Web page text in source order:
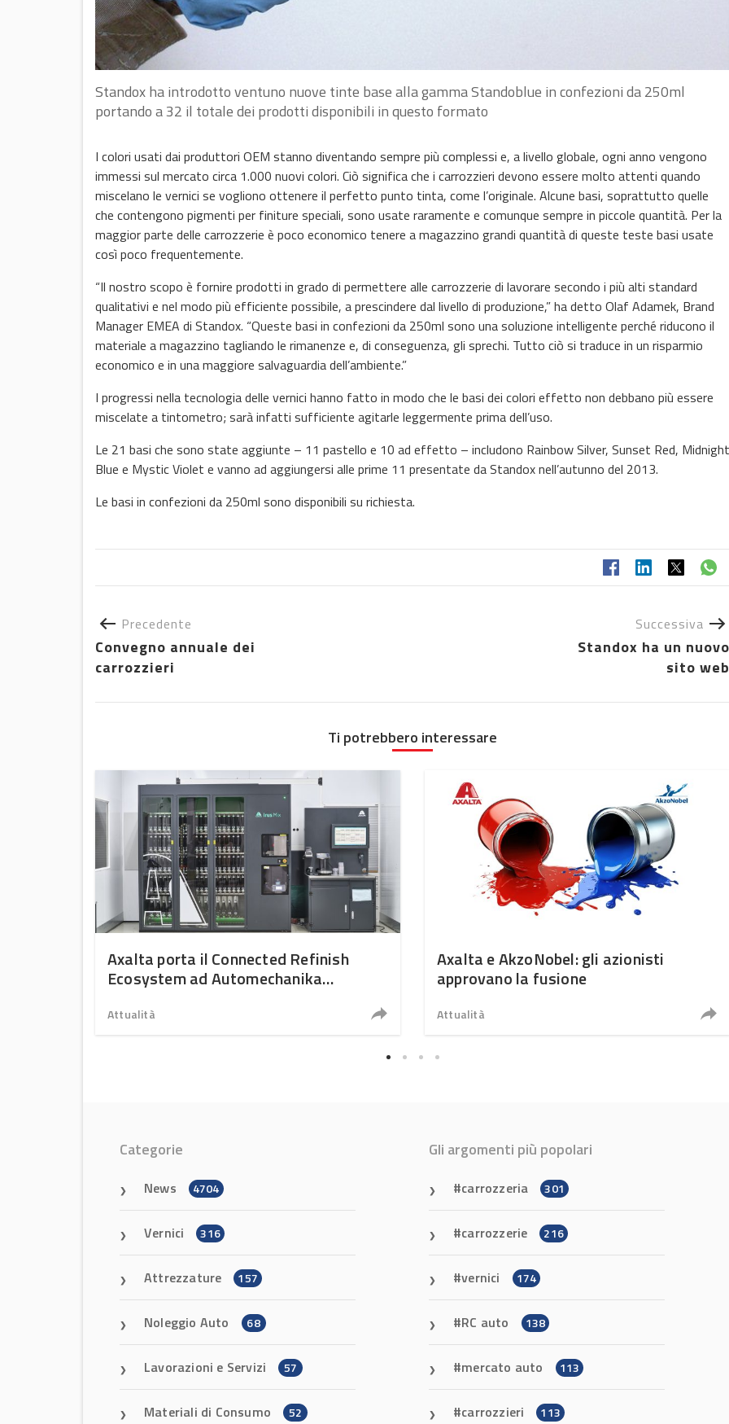
Standox ha introdotto ventuno nuove tinte base alla gamma Standoblue in confezioni da 250ml
portando a 32 il totale dei prodotti disponibili in questo formato
I colori usati dai produttori OEM stanno diventando sempre più complessi e, a livello globale, ogni anno vengono
immessi sul mercato circa 1.000 nuovi colori. Ciò significa che i carrozzieri devono essere molto attenti quando
miscelano le vernici se vogliono ottenere il perfetto punto tinta, come l’originale. Alcune basi, soprattutto quelle
che contengono pigmenti per finiture speciali, sono usate raramente e comunque sempre in piccole quantità. Per la
maggior parte delle carrozzerie è poco economico tenere a magazzino grandi quantità di queste teste basi usate
così poco frequentemente.
“Il nostro scopo è fornire prodotti in grado di permettere alle carrozzerie di lavorare secondo i più alti standard
qualitativi e nel modo più efficiente possibile, a prescindere dal livello di produzione,” ha detto Olaf Adamek, Brand
Manager EMEA di Standox. “Queste basi in confezioni da 250ml sono una soluzione intelligente perché riducono il
materiale a magazzino tagliando le rimanenze e, di conseguenza, gli sprechi. Tutto ciò si traduce in un risparmio
economico e in una maggiore salvaguardia dell’ambiente.”
I progressi nella tecnologia delle vernici hanno fatto in modo che le basi dei colori effetto non debbano più essere
miscelate a tintometro; sarà infatti sufficiente agitarle leggermente prima dell’uso.
Le 21 basi che sono state aggiunte – 11 pastello e 10 ad effetto – includono Rainbow Silver, Sunset Red, Midnight
Blue e Mystic Violet e vanno ad aggiungersi alle prime 11 presentate da Standox nell’autunno del 2013.
Le basi in confezioni da 250ml sono disponibili su richiesta.
Precedente
Convegno annuale dei
carrozzieri
Successiva
Standox ha un nuovo
sito web
Ti potrebbero interessare
Axalta porta il Connected Refinish
Ecosystem ad Automechanika
Attualità
Axalta e AkzoNobel: gli azionisti
approvano la fusione
Attualità
Categorie
News 4704
Vernici 316
Attrezzature 157
Noleggio Auto 68
Lavorazioni e Servizi 57
Materiali di Consumo 52
Gli argomenti più popolari
carrozzeria 301
carrozzerie 216
vernici 174
RC auto 138
mercato auto 113
carrozzieri 113